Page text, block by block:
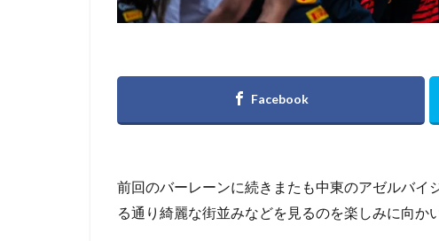
前回のバーレーンに続きまたも中東のアゼルバイ
る通り綺麗な街並みなどを見るのを楽しみに向か